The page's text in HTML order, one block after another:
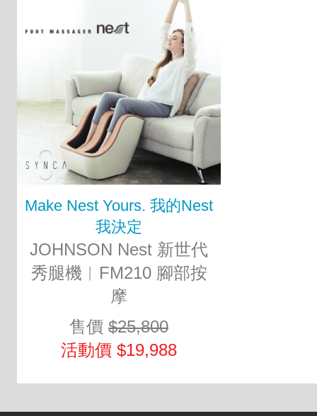
Make Nest Yours. 我的Nest
我決定
JOHNSON Nest 新世代
秀腿機︱FM210 腳部按
摩
售價 $25,800
活動價 $19,988